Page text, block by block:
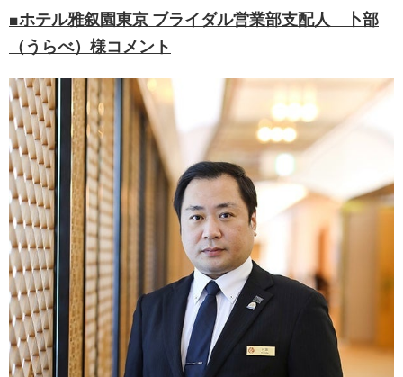
■ホテル雅叙園東京 ブライダル営業部支配人 卜部
（うらべ）様コメント